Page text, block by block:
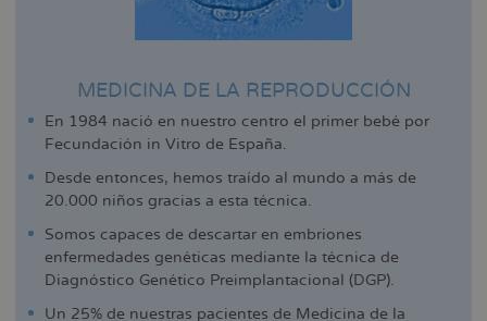
MEDICINA DE LA REPRODUCCIÓN
En 1984 nació en nuestro centro el primer bebé por
Fecundación in Vitro de España.
Desde entonces, hemos traído al mundo a más de
20.000 niños gracias a esta técnica.
Somos capaces de descartar en embriones
enfermedades genéticas mediante la técnica de
Diagnóstico Genético Preimplantacional (DGP).
Un 25% de nuestras pacientes de Medicina de la